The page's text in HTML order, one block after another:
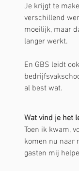
Je krijgt te
verschillend
moeilijk, maar
langer werkt.
En GBS leidt
al best wat.
Wat vind je het
Toen ik kwam,
komen nu naar
gasten mij